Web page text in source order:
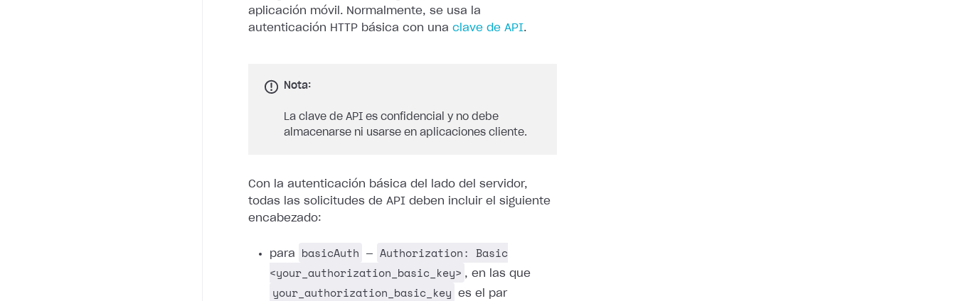
aplicación móvil. Normalmente, se usa la
autenticación HTTP básica con una clave de API.
Nota:
La clave de API es confidencial y no debe
almacenarse ni usarse en aplicaciones cliente.
Con la autenticación básica del lado del servidor,
todas las solicitudes de API deben incluir el siguiente
encabezado:
para basicAuth —
Authorization: Basic
<your_authorization_basic_key> , en las que
your_authorization_basic_key es el par